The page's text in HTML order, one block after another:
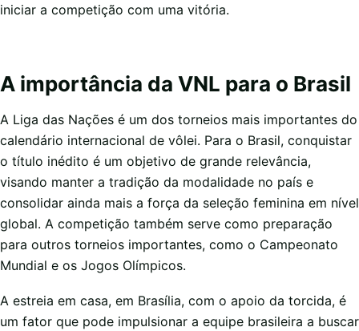
iniciar a competição com uma vitória.
A importância da VNL para o Brasil
A Liga das Nações é um dos torneios mais importantes do
calendário internacional de vôlei. Para o Brasil, conquistar
o título inédito é um objetivo de grande relevância,
visando manter a tradição da modalidade no país e
consolidar ainda mais a força da seleção feminina em nível
global. A competição também serve como preparação
para outros torneios importantes, como o Campeonato
Mundial e os Jogos Olímpicos.
A estreia em casa, em Brasília, com o apoio da torcida, é
um fator que pode impulsionar a equipe brasileira a buscar